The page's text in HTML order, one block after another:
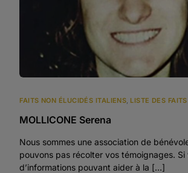
FAITS NON ÉLUCIDÉS ITALIENS LISTE DES
MOLLICONE Serena
Nous sommes une association de
pouvons pas récolter vos témoignages. Si
d’informations pouvant aider à la […]